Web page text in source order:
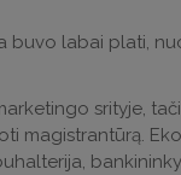
buvo labai plati,
srityje,
magistrantūrą.